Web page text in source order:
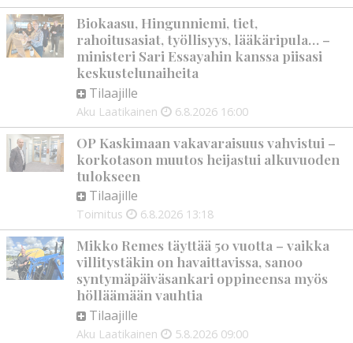
Biokaasu, Hingunniemi, tiet,
rahoitusasiat, työllisyys, lääkäripula… –
ministeri Sari Essayahin kanssa piisasi
keskustelunaiheita
Tilaajille
Aku Laatikainen 6.8.2026 16:00
OP Kaskimaan vakavaraisuus vahvistui –
korkotason muutos heijastui alkuvuoden
tulokseen
Tilaajille
Toimitus 6.8.2026 13:18
Mikko Remes täyttää 50 vuotta – vaikka
villitystäkin on havaittavissa, sanoo
syntymäpäiväsankari oppineensa myös
hölläämään vauhtia
Tilaajille
Aku Laatikainen 5.8.2026 09:00